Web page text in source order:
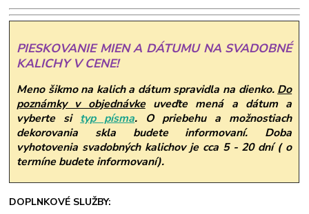
PIESKOVANIE MIEN A DÁTUMU NA SVADOBNÉ
KALICHY V CENE!
Meno šikmo na kalich a dátum spravidla na dienko.Do
poznámky v objednávkeuveďte mená a dátum a
vyberte sityp písma. O priebehu a možnostiach
dekorovania skla budete informovaní. Doba
vyhotovenia svadobných kalichov je cca 5 - 20 dní ( o
termíne budete informovaní).
DOPLNKOVÉ SLUŽBY: